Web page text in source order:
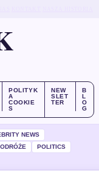
POLITYK
A
COOKIE
S
NEW
SLET
TER
B
L
O
G
NEWS
POLITICS